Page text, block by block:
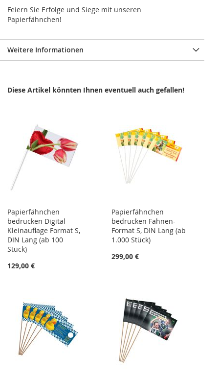
Feiern Sie Erfolge und Siege mit unseren
Papierfähnchen!
Weitere Informationen
Diese Artikel könnten Ihnen eventuell auch gefallen!
Papierfähnchen
bedrucken Digital
Kleinauflage Format S,
DIN Lang (ab 100
Stück)
129,00 €
Papierfähnchen
bedrucken Fahnen-
Format S, DIN Lang (ab
1.000 Stück)
299,00 €